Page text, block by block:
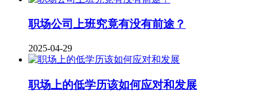
职场公司上班究竟有没有前途？
2025-04-29
职场上的低学历该如何应对和发展